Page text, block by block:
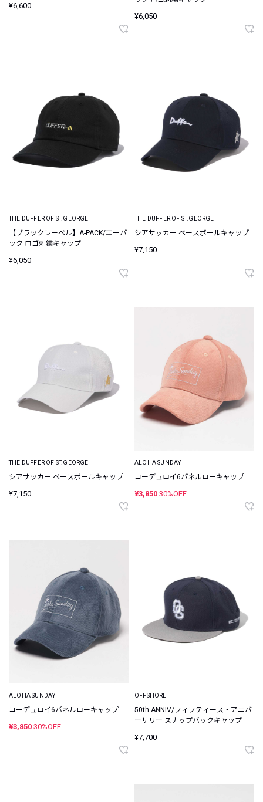
¥6,600
¥6,050
THE DUFFER OF ST.GEORGE
【ブラックレーベル】A-PACK/エーパ
ック ロゴ刺繍キャップ
¥6,050
THE DUFFER OF ST.GEORGE
シアサッカー ベースボールキャップ
¥7,150
THE DUFFER OF ST.GEORGE
シアサッカー ベースボールキャップ
¥7,150
ALOHA SUNDAY
コーデュロイ6パネルローキャップ
¥3,850 30%OFF
ALOHA SUNDAY
コーデュロイ6パネルローキャップ
¥3,850 30%OFF
OFFSHORE
50th ANNIV/フィフティース・アニバ
ーサリー スナップバックキャップ
¥7,700